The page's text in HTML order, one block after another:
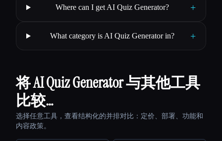
Where can I get AI Quiz Generator? +
What category is AI Quiz Generator in? +
将 AI Quiz Generator 与其他工具
比较…
选择任意工具，查看结构化的并排对比：定价、部署、功能和
内容政策。